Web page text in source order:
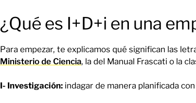
¿Qué es I+D+i en una
Para empezar, te explicamos qué significan las
Ministerio de Ciencia, la del Manual Frascati o la
I- Investigación: indagar de manera planificada